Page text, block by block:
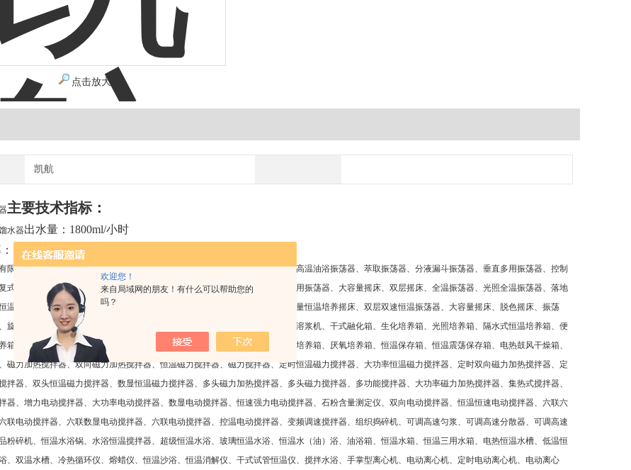
欢迎您！
来自局域网的朋友！有什么可以帮助您的
吗？
点击放大
凯航
主要技术指标：
水器出水量：1800ml/小时
1.5KW
限公司（金坛市新航仪器厂）主要生产：水浴恒温振荡器、气浴恒温振荡器、高温油浴振荡器、萃取振荡器、分液漏斗振荡器、垂直多用振荡器、控制
式调速多用振荡器、多功能振荡器、恒速振荡器、回旋式振荡器、双层调速多用振荡器、大容量摇床、双层摇床、全温振荡器、光照全温振荡器、落地
温培养摇床、台式全温振荡器、大型恒温摇瓶柜、台式空气恒温振荡器、大容量恒温培养摇床、双层双速恒温振荡器、大容量摇床、脱色摇床、振荡
旋转振荡器、快速混匀器、药物振荡器、微量振荡器、青霉素振荡器、多功能溶浆机、干式融化箱、生化培养箱、光照培养箱、隔水式恒温培养箱、便
箱、电热恒温培养箱、振荡培养箱、霉菌培养箱、恒温恒湿箱、二氧化碳细胞培养箱、厌氧培养箱、恒温保存箱、恒温震荡保存箱、电热鼓风干燥箱、
磁力加热搅拌器、双向磁力加热搅拌器、恒温磁力搅拌器、磁力搅拌器、定时恒温磁力搅拌器、大功率恒温磁力搅拌器、定时双向磁力加热搅拌器、定
拌器、双头恒温磁力搅拌器、数显恒温磁力搅拌器、多头磁力加热搅拌器、多头磁力搅拌器、多功能搅拌器、大功率磁力加热搅拌器、集热式搅拌器、
器、增力电动搅拌器、大功率电动搅拌器、数显电动搅拌器、恒速强力电动搅拌器、石粉含量测定仪、双向电动搅拌器、恒温恒速电动搅拌器、六联六
联电动搅拌器、六联数显电动搅拌器、六联电动搅拌器、控温电动搅拌器、变频调速搅拌器、组织捣碎机、可调高速匀浆、可调高速分散器、可调高速
粉碎机、恒温水浴锅、水浴恒温搅拌器、超级恒温水浴、玻璃恒温水浴、恒温水（油）浴、油浴箱、恒温水箱、恒温三用水箱、电热恒温水槽、低温恒
、双温水槽、冷热循环仪、熔蜡仪、恒温沙浴、恒温消解仪、干式试管恒温仪、搅拌水浴、手掌型离心机、电动离心机、定时电动离心机、电动离心